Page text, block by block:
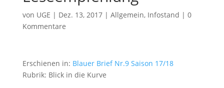
von UGE | Dez. 13, 2017| Allgemein, Infostand | 0
Kommentare
Erschienen in: Blauer Brief Nr.9 Saison 17/18
Rubrik: Blick in die Kurve